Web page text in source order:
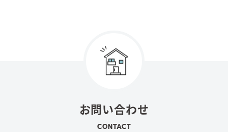
お問い合わせ
CONTACT